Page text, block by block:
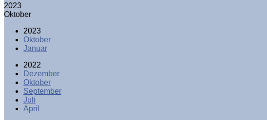
2023
Oktober
2023
Oktober
Januar
2022
Dezember
Oktober
September
Juli
April